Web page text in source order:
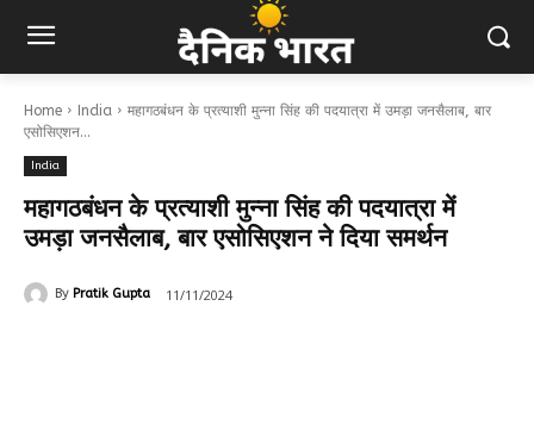
Home India
महागठबंधन के प्रत्याशी मुन्ना सिंह की पदयात्रा में उमड़ा जनसैलाब, बार
एसोसिएशन...
India
महागठबंधन के प्रत्याशी मुन्ना सिंह की पदयात्रा में
उमड़ा जनसैलाब, बार एसोसिएशन ने दिया समर्थन
By Pratik Gupta 11/11/2024